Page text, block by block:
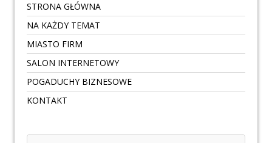
STRONA GŁÓWNA
NA KAŻDY TEMAT
MIASTO FIRM
SALON INTERNETOWY
POGADUCHY BIZNESOWE
KONTAKT